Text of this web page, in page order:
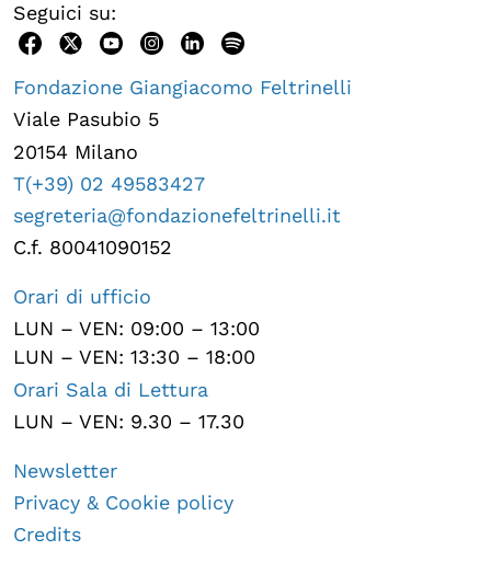
Seguici su:
Fondazione Giangiacomo Feltrinelli
Viale Pasubio 5
20154 Milano
T(+39) 02 49583427
segreteria@fondazionefeltrinelli.it
C.f. 80041090152
Orari di ufficio
LUN – VEN: 09:00 – 13:00
LUN – VEN: 13:30 – 18:00
Orari Sala di Lettura
LUN – VEN: 9.30 – 17.30
Newsletter
Privacy & Cookie policy
Credits